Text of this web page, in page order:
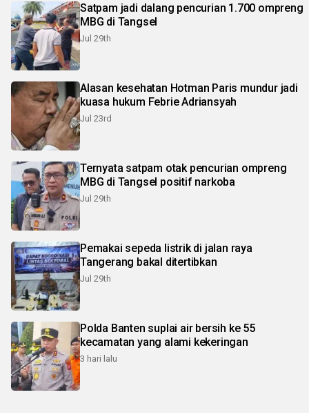
Satpam jadi dalang pencurian 1.700 ompreng
MBG di Tangsel
Jul 29th
Alasan kesehatan Hotman Paris mundur jadi
kuasa hukum Febrie Adriansyah
Jul 23rd
Ternyata satpam otak pencurian ompreng
MBG di Tangsel positif narkoba
Jul 29th
Pemakai sepeda listrik di jalan raya
Tangerang bakal ditertibkan
Jul 29th
Polda Banten suplai air bersih ke 55
kecamatan yang alami kekeringan
3 hari lalu